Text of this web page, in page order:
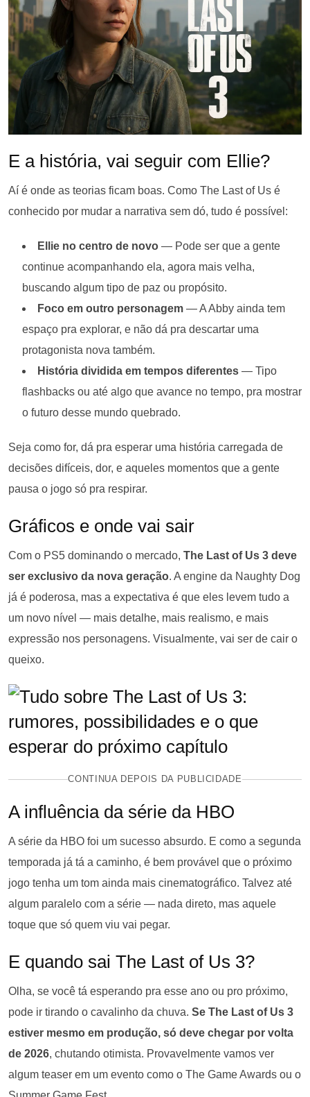
E a história, vai seguir com Ellie?
Aí é onde as teorias ficam boas. Como The Last of Us é
conhecido por mudar a narrativa sem dó, tudo é possível:
Ellie no centro de novo — Pode ser que a gente
continue acompanhando ela, agora mais velha,
buscando algum tipo de paz ou propósito.
Foco em outro personagem — A Abby ainda tem
espaço pra explorar, e não dá pra descartar uma
protagonista nova também.
História dividida em tempos diferentes — Tipo
flashbacks ou até algo que avance no tempo, pra mostrar
o futuro desse mundo quebrado.
Seja como for, dá pra esperar uma história carregada de
decisões difíceis, dor, e aqueles momentos que a gente
pausa o jogo só pra respirar.
Gráficos e onde vai sair
Com o PS5 dominando o mercado, The Last of Us 3 deve
ser exclusivo da nova geração. A engine da Naughty Dog
já é poderosa, mas a expectativa é que eles levem tudo a
um novo nível — mais detalhe, mais realismo, e mais
expressão nos personagens. Visualmente, vai ser de cair o
queixo.
CONTINUA DEPOIS DA PUBLICIDADE
A influência da série da HBO
A série da HBO foi um sucesso absurdo. E como a segunda
temporada já tá a caminho, é bem provável que o próximo
jogo tenha um tom ainda mais cinematográfico. Talvez até
algum paralelo com a série — nada direto, mas aquele
toque que só quem viu vai pegar.
E quando sai The Last of Us 3?
Olha, se você tá esperando pra esse ano ou pro próximo,
pode ir tirando o cavalinho da chuva. Se The Last of Us 3
estiver mesmo em produção, só deve chegar por volta
de 2026, chutando otimista. Provavelmente vamos ver
algum teaser em um evento como o The Game Awards ou o